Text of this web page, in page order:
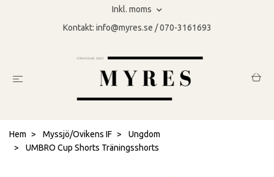
Inkl. moms
Kontakt: info@myres.se / 070-3161693
Hem Myssjö/Ovikens IF
Ungdom
UMBRO Cup Shorts Träningsshorts